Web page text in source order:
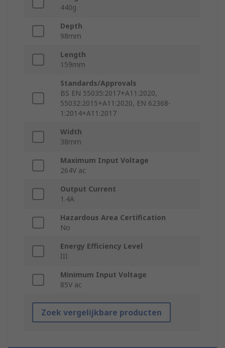
440g
Depth
98mm
Length
159mm
Standards/Approvals
BS EN 55035:2017+A11:2020,
55032:2015+A11:2020, EN 62368-
1:2014+A11:2017
Width
38mm
Maximum Input Voltage
264V ac
Output Current
1.4A
Hazardous Area Certification
No
Energy Efficiency Level
III
Minimum Input Voltage
85V ac
Zoek vergelijkbare producten